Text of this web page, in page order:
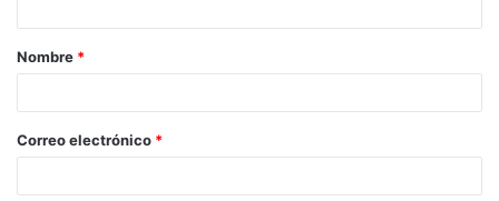
Nombre *
Correo electrónico *